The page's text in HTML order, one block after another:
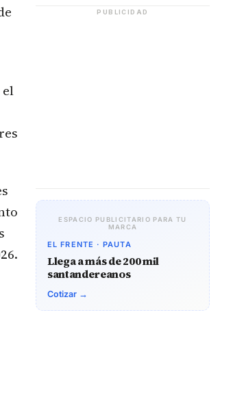
el
PUBLICIDAD
ESPACIO PUBLICITARIO PARA TU
MARCA
EL FRENTE · PAUTA
Llega a más de 200 mil
santandereanos
Cotizar →